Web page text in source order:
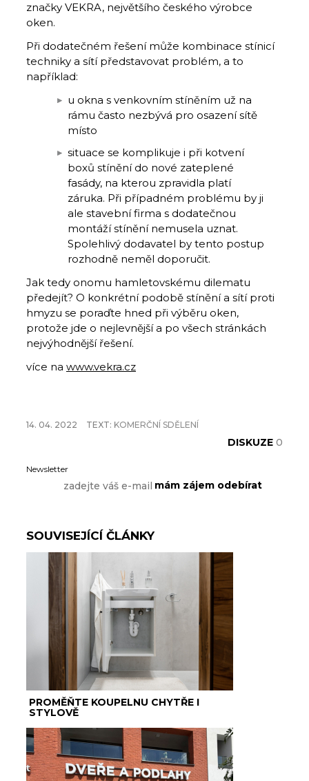
značky VEKRA, největšího českého výrobce
oken.
Při dodatečném řešení může kombinace stínicí
techniky a sítí představovat problém, a to
například:
u okna s venkovním stíněním už na
rámu často nezbývá pro osazení sítě
místo
situace se komplikuje i při kotvení
boxů stínění do nové zateplené
fasády, na kterou zpravidla platí
záruka. Při případném problému by ji
ale stavební firma s dodatečnou
montáží stínění nemusela uznat.
Spolehlivý dodavatel by tento postup
rozhodně neměl doporučit.
Jak tedy onomu hamletovskému dilematu
předejít? O konkrétní podobě stínění a sítí proti
hmyzu se poraďte hned při výběru oken,
protože jde o nejlevnější a po všech stránkách
nejvýhodnější řešení.
více na www.vekra.cz
14. 04. 2022 TEXT: KOMERČNÍ SDĚLENÍ
DISKUZE 0
Newsletter
SOUVISEJÍCÍ ČLÁNKY
PROMĚŇTE KOUPELNU CHYTŘE I
STYLOVĚ